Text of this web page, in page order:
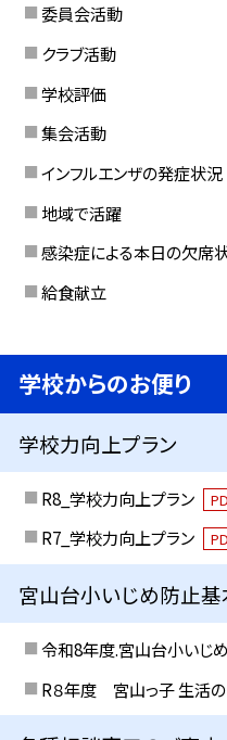
委員会活動
クラブ活動
学校評価
集会活動
インフルエンザの発症状況
地域で活躍
感染症による本日の欠席
給食献立
学校からのお便り
学校力向上プラン
R8_学校力向上プラン
R7_学校力向上プラン
宮山台小いじめ防止
令和8年度.宮山台小いじ
R８年度 宮山っ子 生活の